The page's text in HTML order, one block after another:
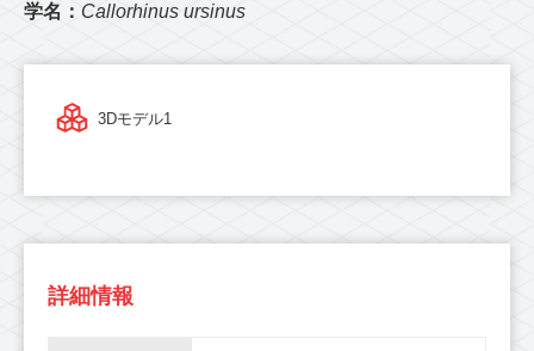
学名： Callorhinus ursinus
3Dモデル1
詳細情報